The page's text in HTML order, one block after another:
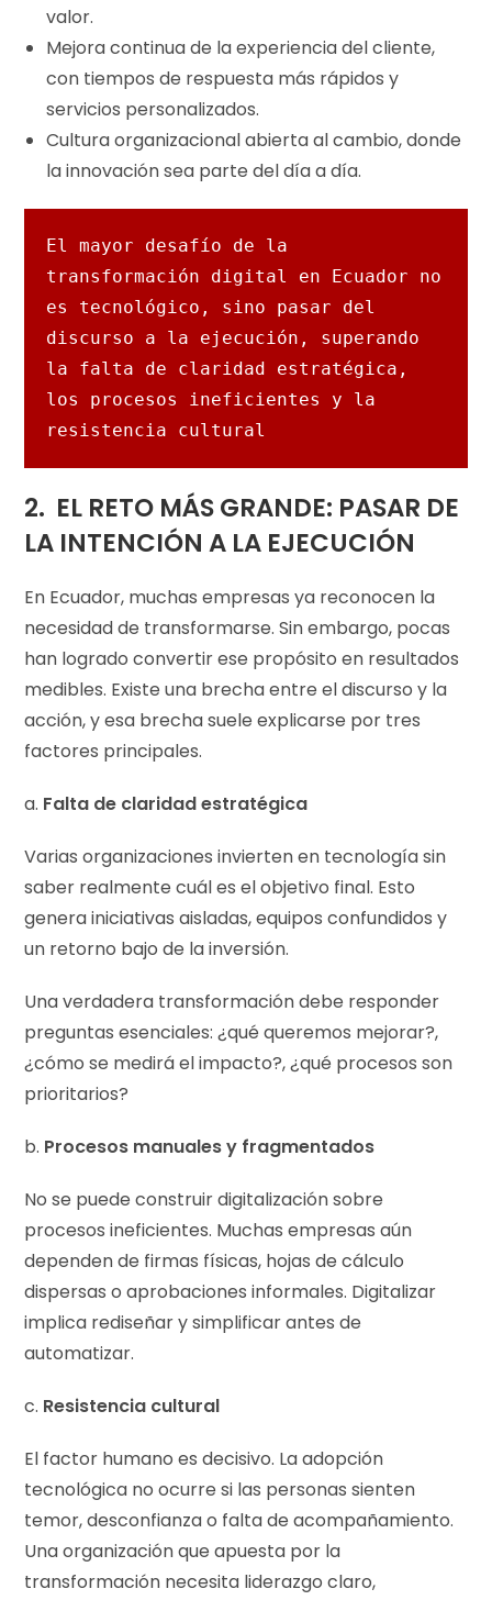
valor.
Mejora continua de la experiencia del cliente,
con tiempos de respuesta más rápidos y
servicios personalizados.
Cultura organizacional abierta al cambio, donde
la innovación sea parte del día a día.
El mayor desafío de la
transformación digital en Ecuador no
es tecnológico, sino pasar del
discurso a la ejecución, superando
la falta de claridad estratégica,
los procesos ineficientes y la
resistencia cultural
2. EL RETO MÁS GRANDE: PASAR DE
LA INTENCIÓN A LA EJECUCIÓN
En Ecuador, muchas empresas ya reconocen la
necesidad de transformarse. Sin embargo, pocas
han logrado convertir ese propósito en resultados
medibles. Existe una brecha entre el discurso y la
acción, y esa brecha suele explicarse por tres
factores principales.
a. Falta de claridad estratégica
Varias organizaciones invierten en tecnología sin
saber realmente cuál es el objetivo final. Esto
genera iniciativas aisladas, equipos confundidos y
un retorno bajo de la inversión.
Una verdadera transformación debe responder
preguntas esenciales: ¿qué queremos mejorar?,
¿cómo se medirá el impacto?, ¿qué procesos son
prioritarios?
b. Procesos manuales y fragmentados
No se puede construir digitalización sobre
procesos ineficientes. Muchas empresas aún
dependen de firmas físicas, hojas de cálculo
dispersas o aprobaciones informales. Digitalizar
implica rediseñar y simplificar antes de
automatizar.
c. Resistencia cultural
El factor humano es decisivo. La adopción
tecnológica no ocurre si las personas sienten
temor, desconfianza o falta de acompañamiento.
Una organización que apuesta por la
transformación necesita liderazgo claro,